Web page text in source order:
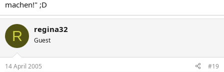
machen!" ;D
R regina32
Guest
14 April 2005 #19